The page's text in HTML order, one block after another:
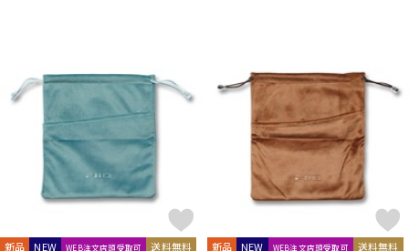
Lauten Audio LEWITT Line6
LOJECT
maag audio
MACKIE MANLEY
marantz Professional
Marshall
MASELEC M-AUDIO
Mee audio
MIDAS
Millennia MINI-SONEX MISTRAL
MOGAMI
Mojave Audio
Monkey Banana
MONSTER CABLE
Morton Microphone Systems
Musikelectronic Geithain
MUTEC
MUZEN NEUMANN Noah’sark
Nothing
OLLO AUDIO
新品 NEW WEB注文店頭受取可 送料無料 新品 NEW WEB注文店頭受取可 送料無料